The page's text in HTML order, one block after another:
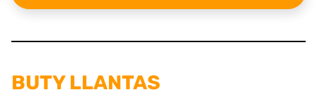
BUTY LLANTAS